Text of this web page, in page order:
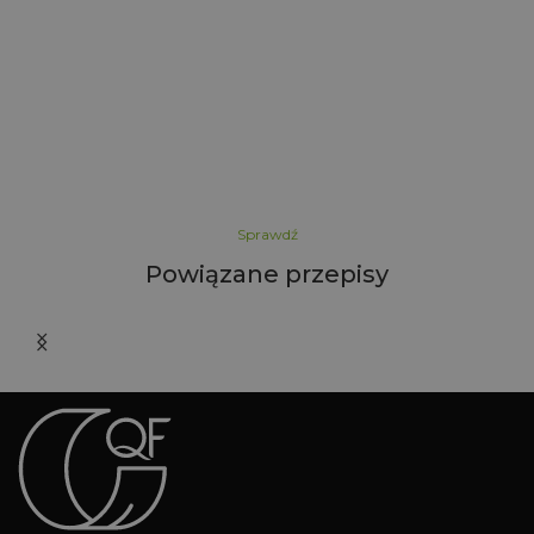
Sprawdź
Powiązane przepisy